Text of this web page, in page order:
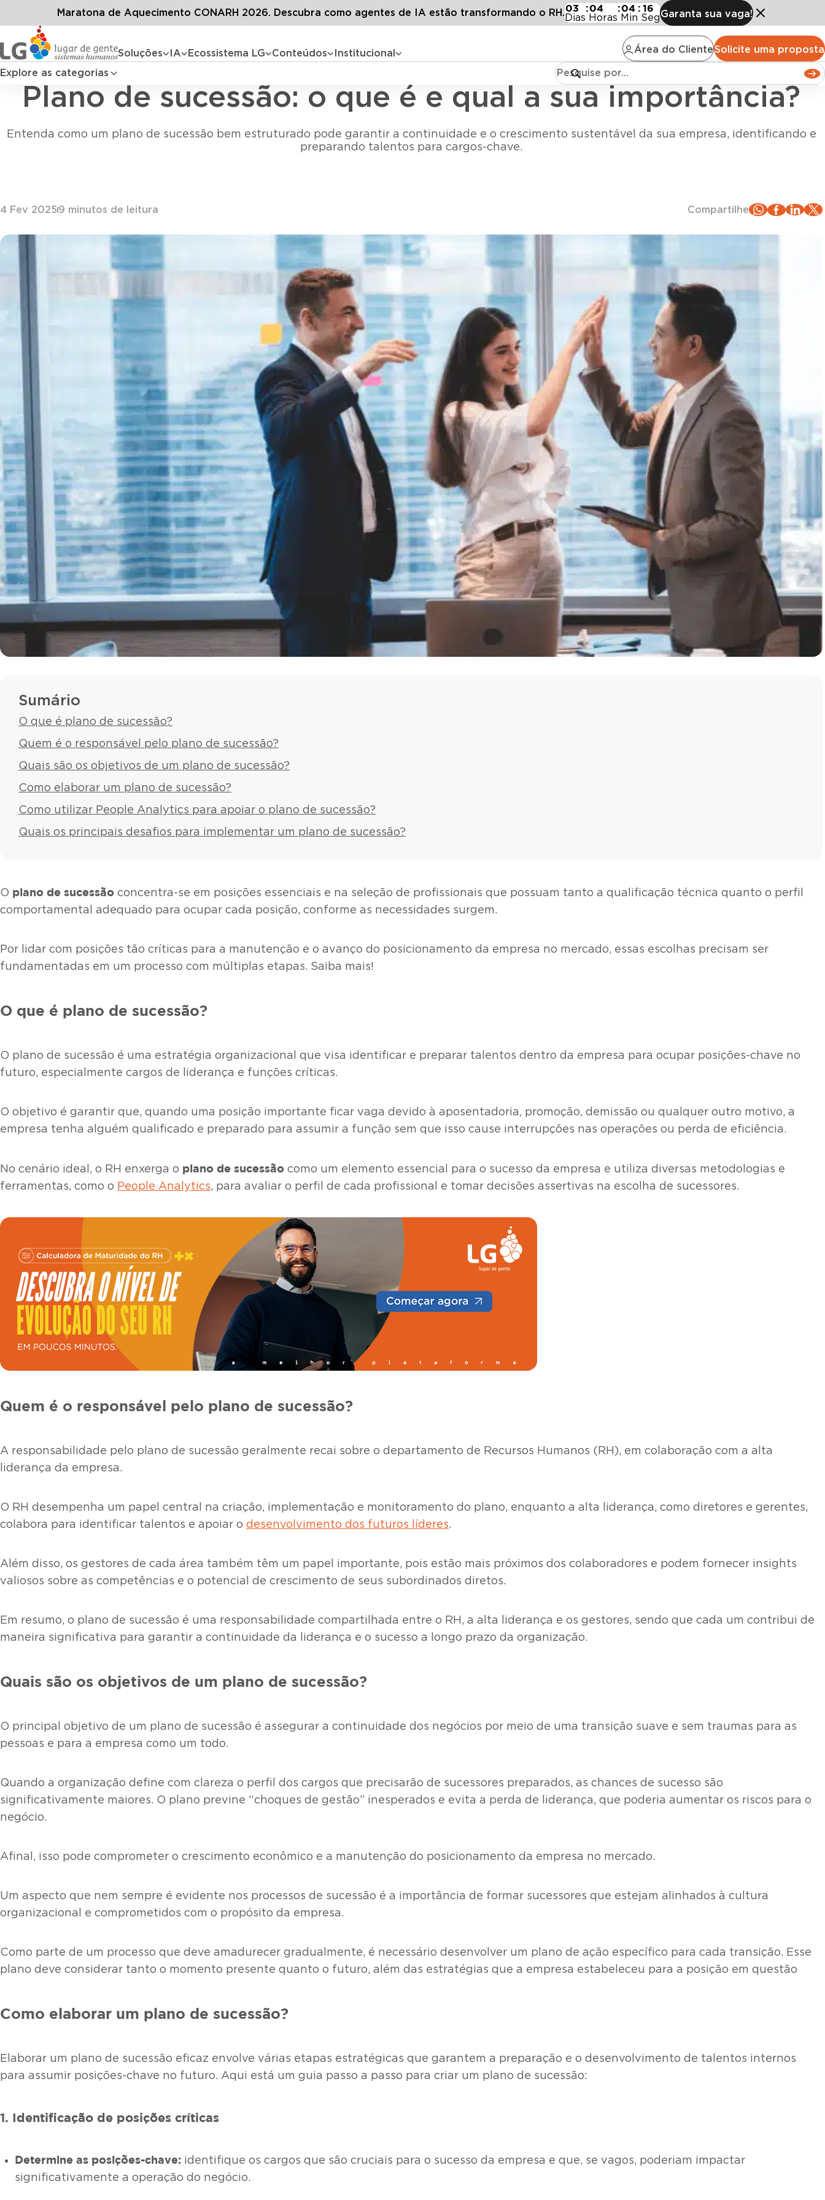
Soluções IA Ecossistema LG Conteúdos Institucional Área do ClienteSolicite uma proposta
Explore as categorias
Maratona de Aquecimento CONARH 2026. Descubra como agentes de IA estão transformando o RH.03
Dias
:04
Horas
:04
Min
: 14
SegGaranta sua vaga!
Plano de sucessão: o que é e qual a sua importância?
Plano de sucessão: o que é e qual a sua importância?
Entenda como um plano de sucessão bem estruturado pode garantir a continuidade e o crescimento sustentável da sua empresa, identificando e
preparando talentos para cargos-chave.
4 Fev 2025 9 minutos de leitura Compartilhe
Sumário
O que é plano de sucessão?
Quem é o responsável pelo plano de sucessão?
Quais são os objetivos de um plano de sucessão?
Como elaborar um plano de sucessão?
Como utilizar People Analytics para apoiar o plano de sucessão?
Quais os principais desafios para implementar um plano de sucessão?
O plano de sucessão concentra-se em posições essenciais e na seleção de profissionais que possuam tanto a qualificação técnica quanto o perfil
comportamental adequado para ocupar cada posição, conforme as necessidades surgem.
Por lidar com posições tão críticas para a manutenção e o avanço do posicionamento da empresa no mercado, essas escolhas precisam ser
fundamentadas em um processo com múltiplas etapas. Saiba mais!
O que é plano de sucessão?
O plano de sucessão é uma estratégia organizacional que visa identificar e preparar talentos dentro da empresa para ocupar posições-chave no
futuro, especialmente cargos de liderança e funções críticas.
O objetivo é garantir que, quando uma posição importante ficar vaga devido à aposentadoria, promoção, demissão ou qualquer outro motivo, a
empresa tenha alguém qualificado e preparado para assumir a função sem que isso cause interrupções nas operações ou perda de eficiência.
No cenário ideal, o RH enxerga o plano de sucessão como um elemento essencial para o sucesso da empresa e utiliza diversas metodologias e
ferramentas, como o People Analytics, para avaliar o perfil de cada profissional e tomar decisões assertivas na escolha de sucessores.
Quem é o responsável pelo plano de sucessão?
A responsabilidade pelo plano de sucessão geralmente recai sobre o departamento de Recursos Humanos (RH), em colaboração com a alta
liderança da empresa.
O RH desempenha um papel central na criação, implementação e monitoramento do plano, enquanto a alta liderança, como diretores e gerentes,
colabora para identificar talentos e apoiar o desenvolvimento dos futuros líderes.
Além disso, os gestores de cada área também têm um papel importante, pois estão mais próximos dos colaboradores e podem fornecer insights
valiosos sobre as competências e o potencial de crescimento de seus subordinados diretos.
Em resumo, o plano de sucessão é uma responsabilidade compartilhada entre o RH, a alta liderança e os gestores, sendo que cada um contribui de
maneira significativa para garantir a continuidade da liderança e o sucesso a longo prazo da organização.
Quais são os objetivos de um plano de sucessão?
O principal objetivo de um plano de sucessão é assegurar a continuidade dos negócios por meio de uma transição suave e sem traumas para as
pessoas e para a empresa como um todo.
Quando a organização define com clareza o perfil dos cargos que precisarão de sucessores preparados, as chances de sucesso são
significativamente maiores. O plano previne “choques de gestão” inesperados e evita a perda de liderança, que poderia aumentar os riscos para o
negócio.
Afinal, isso pode comprometer o crescimento econômico e a manutenção do posicionamento da empresa no mercado.
Um aspecto que nem sempre é evidente nos processos de sucessão é a importância de formar sucessores que estejam alinhados à cultura
organizacional e comprometidos com o propósito da empresa.
Como parte de um processo que deve amadurecer gradualmente, é necessário desenvolver um plano de ação específico para cada transição. Esse
plano deve considerar tanto o momento presente quanto o futuro, além das estratégias que a empresa estabeleceu para a posição em questão
Como elaborar um plano de sucessão?
Elaborar um plano de sucessão eficaz envolve várias etapas estratégicas que garantem a preparação e o desenvolvimento de talentos internos
para assumir posições-chave no futuro. Aqui está um guia passo a passo para criar um plano de sucessão:
1. Identificação de posições críticas
Determine as posições-chave: identifique os cargos que são cruciais para o sucesso da empresa e que, se vagos, poderiam impactar
significativamente a operação do negócio.